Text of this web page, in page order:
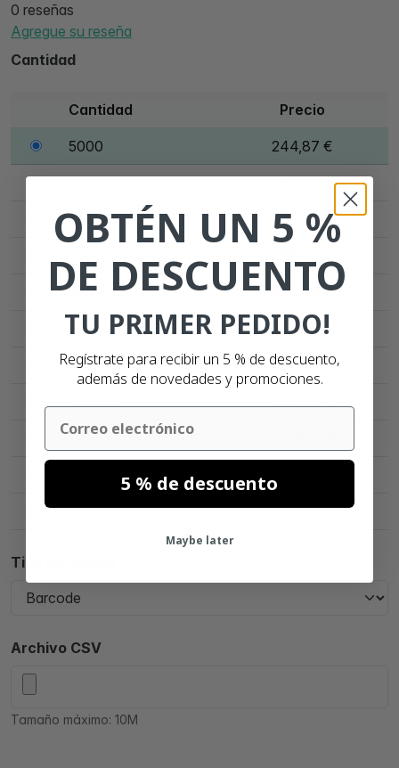
0 reseñas
Agregue su reseña
Cantidad
Cantidad Precio
5000 244,87 €
15000 338,65 €
25000 445,78 €
50000 697,24 €
75000 907,23 €
100000 1.108,96 €
150000
500000 4.792,24 €
Tipo de código
Archivo CSV
Tamaño máximo: 10M
OBTÉN UN 5 %
DE DESCUENTO
TU PRIMER PEDIDO!
Regístrate para recibir un 5 % de descuento,
además de novedades y promociones.
Email
5 % de descuento
Maybe later